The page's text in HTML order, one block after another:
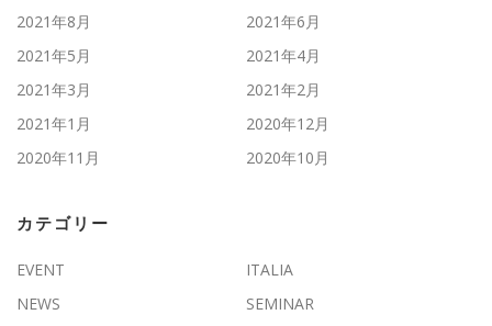
2021年8月
2021年6月
2021年5月
2021年4月
2021年3月
2021年2月
2021年1月
2020年12月
2020年11月
2020年10月
カテゴリー
EVENT
ITALIA
NEWS
SEMINAR